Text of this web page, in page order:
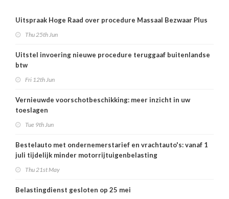
Uitspraak Hoge Raad over procedure Massaal Bezwaar Plus
Thu 25th Jun
Uitstel invoering nieuwe procedure teruggaaf buitenlandse
btw
Fri 12th Jun
Vernieuwde voorschotbeschikking: meer inzicht in uw
toeslagen
Tue 9th Jun
Bestelauto met ondernemerstarief en vrachtauto's: vanaf 1
juli tijdelijk minder motorrijtuigenbelasting
Thu 21st May
Belastingdienst gesloten op 25 mei